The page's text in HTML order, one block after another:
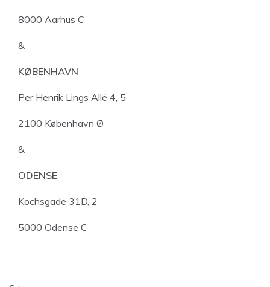
8000 Aarhus C
&
KØBENHAVN
Per Henrik Lings Allé 4, 5
2100 København Ø
&
ODENSE
Kochsgade 31D, 2
5000 Odense C